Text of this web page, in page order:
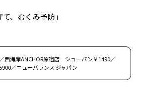
、むくみ予防」
西海岸ANCHOR原宿店 ショーパン￥1490／
／ニューバランス ジャパン